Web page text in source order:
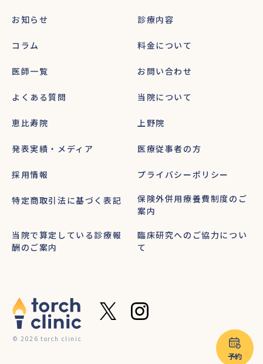
予約
お知らせ 診療内容
コラム 料金について
医師一覧 お問い合わせ
よくある質問 当院について
恵比寿院 上野院
発表実績・メディア 医療従事者の方
採用情報 プライバシーポリシー
特定商取引法に基づく表記
保険外併用療養費制度のご
案内
当院で算定している診療報
酬のご案内
臨床研究へのご協力につい
て
© 2026 torch clinic